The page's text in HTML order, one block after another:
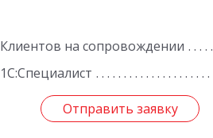
Клиентов на сопровождении
1С:Специалист
Отправить заявку
Отправить заявку